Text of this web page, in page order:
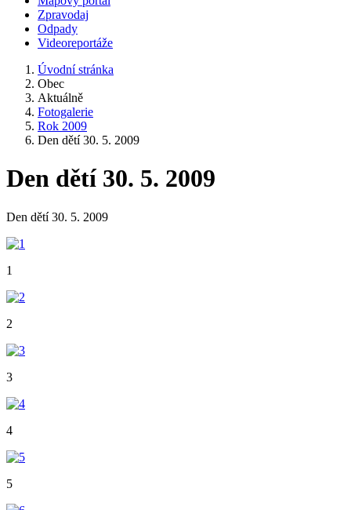
Zpravodaj
Odpady
Videoreportáže
Úvodní stránka
Obec
Aktuálně
Fotogalerie
Rok 2009
Den dětí 30. 5. 2009
Den dětí 30. 5. 2009
Den dětí 30. 5. 2009
1
2
3
4
5